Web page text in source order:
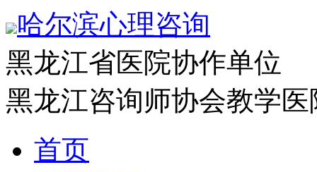
哈尔滨心理咨询
黑龙江省医院协作单位
黑龙江咨询师协会教学医
首页